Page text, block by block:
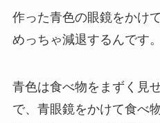
作った青色の眼鏡をかけ
めっちゃ減退するんです。
青色は食べ物をまずく見
で、青眼鏡をかけて食べ